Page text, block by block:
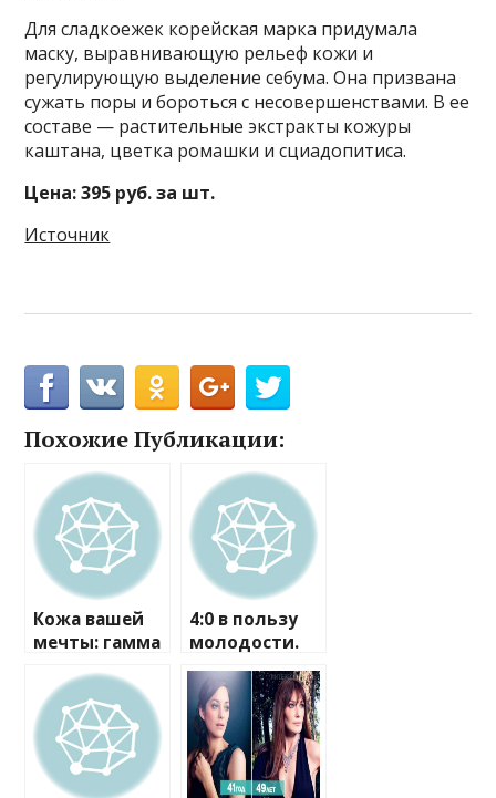
Для сладкоежек корейская марка придумала
маску, выравнивающую рельеф кожи и
регулирующую выделение себума. Она призвана
сужать поры и бороться с несовершенствами. В ее
составе — растительные экстракты кожуры
каштана, цветка ромашки и сциадопитиса.
Цена: 395 руб. за шт.
Источник
Похожие Публикации:
Кожа вашей
мечты: гамма
Dreamskin
Advanced, Dior
4:0 в пользу
молодости.
Инна
Маликова
раскрыла 10
секретов
своей красоты